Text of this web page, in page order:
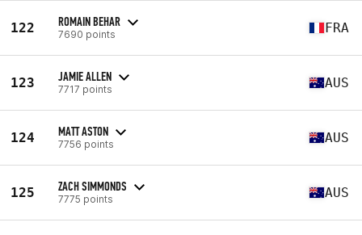
122 ROMAIN BEHAR
7690 points FRA
123 JAMIE ALLEN
7717 points AUS
124 MATT ASTON
7756 points AUS
125 ZACH SIMMONDS
7775 points AUS